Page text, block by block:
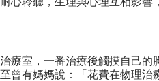
療室，一番治療後觸摸自己的
曾有媽媽說：「花費在物理治